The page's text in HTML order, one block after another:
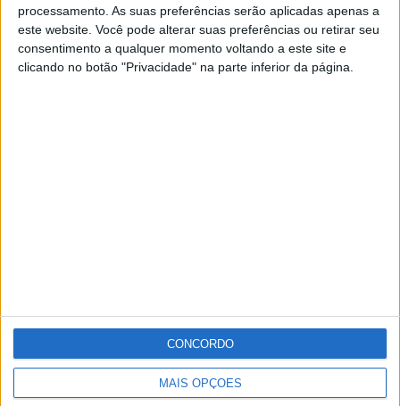
processamento. As suas preferências serão aplicadas apenas a
este website. Você pode alterar suas preferências ou retirar seu
consentimento a qualquer momento voltando a este site e
clicando no botão "Privacidade" na parte inferior da página.
MAIS OPÇÕES
CONCORDO
número de novos casos, com mais 44, o que eleva para
234 o número de casos activos.